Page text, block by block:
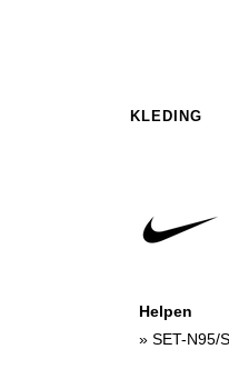
KLEDING
Helpen
» SET-N95/